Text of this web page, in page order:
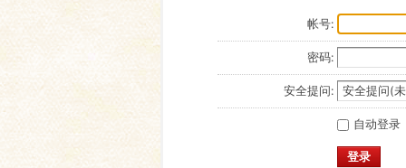
帐号:
密码:
安全提问:
自动登录
登录